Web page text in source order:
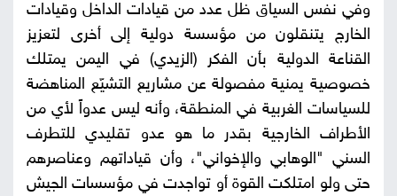
وفي نفس السياق ظل عدد من قيادات الداخل وقيادات
الخارج يتنقلون من مؤسسة دولية إلى أخرى لتعزيز
القناعة الدولية بأن الفكر (الزيدي) في اليمن يمتلك
خصوصية يمنية مفصولة عن مشاريع التشيّع المناهضة
للسياسات الغربية في المنطقة، وأنه ليس عدواً لأي من
الأطراف الخارجية بقدر ما هو عدو تقليدي للتطرف
السني "الوهابي والإخواني"، وأن قياداتهم وعناصرهم
حتى ولو امتلكت القوة أو تواجدت في مؤسسات الجيش